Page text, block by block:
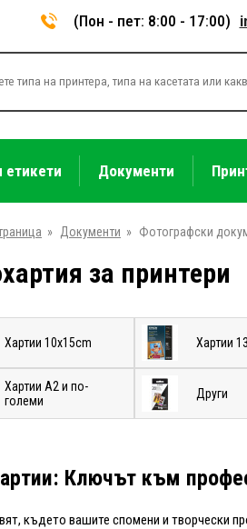
(Пон - пет: 8:00 - 17:00)
етикети Документи
» Документи » Фотографски
за принтери
Хартии 10x15cm Хартии
Хартии A2 и по-
големи
Други
Ключът към
където вашите спомени и творчески